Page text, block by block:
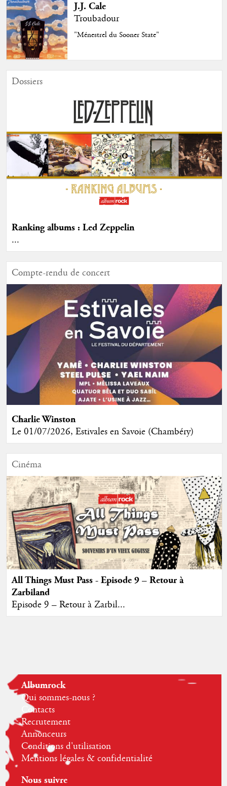
J.J. Cale
Troubadour
"Ménestrel du Sooner State"
Dossiers
Ranking albums : Led Zeppelin
...
Compte-rendu de concert
Charlie Winston
Le 01/07/2026, Estivales en Savoie (Chambéry)
Cinéma
All Things Must Pass - Episode 9 – Retour à
Zarbiland
Episode 9 – Retour à Zarbil...
Albumrock
Qui sommes-nous ?
Contacts
Recrutement
Annonceurs
Conditions d'utilisation
Mentions légales & confidentialité
Nous suivre